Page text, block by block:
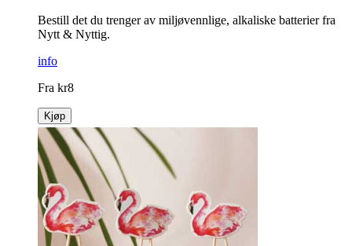
Bestill det du trenger av miljøvennlige, alkaliske batterier fra
Nytt & Nyttig.
info
Fra kr8
Kjøp